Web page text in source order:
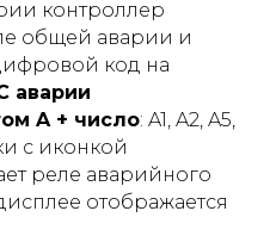
контроллер
общей аварии и
код на
аварии
A + число: A1, A2, A5,
с иконкой
реле аварийного
отображается